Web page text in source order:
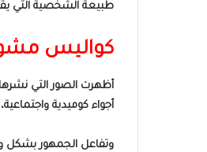
طبيعة الشخصية التي
كواليس
أظهرت الصور التي
أجواء كوميدية
وتفاعل الجمهور بشكل